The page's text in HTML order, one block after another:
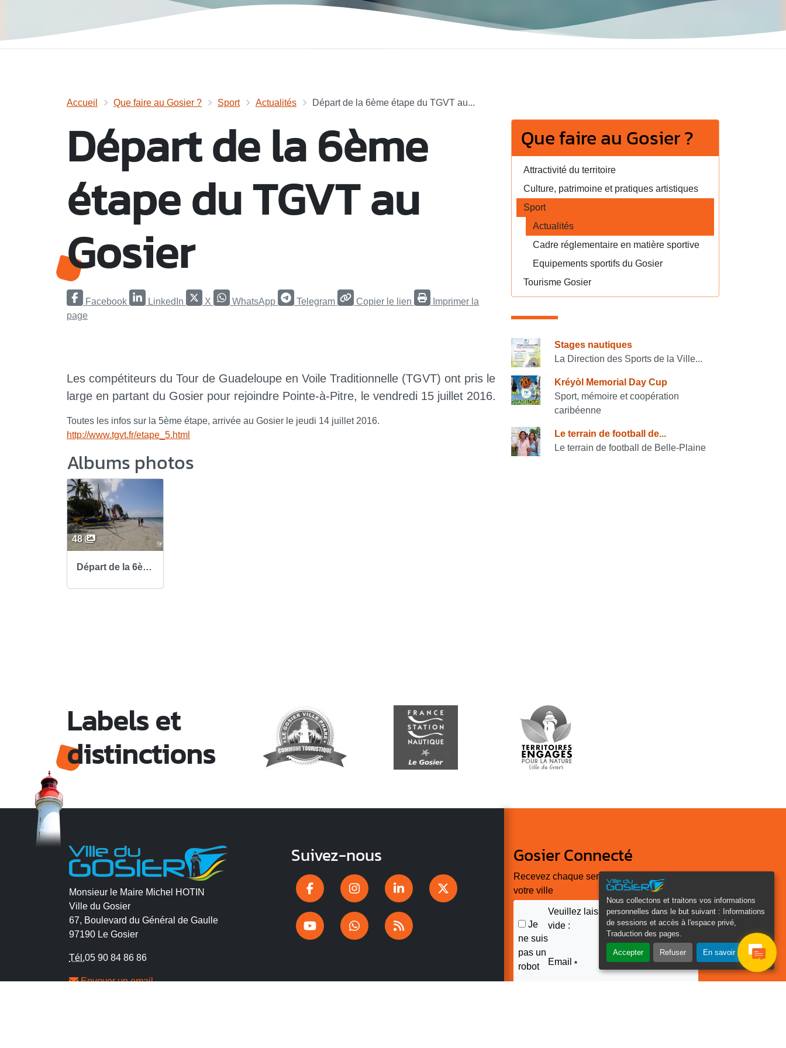
Nous collectons et traitons vos informations
personnelles dans le but suivant :
Informations
de sessions et accès à l'espace privé,
Traduction des pages
Accepter Refuser En savoir plus
Accueil Que faire au Gosier ? Sport Actualités Départ de la 6ème étape du TGVT au...
Départ de la 6ème
étape du TGVT au
Gosier
Facebook LinkedIn X WhatsApp Telegram Copier le lien
Imprimer la
page
Les compétiteurs du Tour de Guadeloupe en Voile Traditionnelle (TGVT) ont pris le
large en partant du Gosier pour rejoindre Pointe-à-Pitre, le vendredi 15 juillet 2016.
Toutes les infos sur la 5ème étape, arrivée au Gosier le jeudi 14 juillet 2016.
http://www.tgvt.fr/etape_5.html
Albums photos
48
Départ de la 6ème étape du TGVT au Gosier
Que faire au Gosier ?
Attractivité du territoire
Culture, patrimoine et pratiques artistiques
Sport
Actualités
Cadre réglementaire en matière sportive
Equipements sportifs du Gosier
Tourisme Gosier
Consulter également
Stages nautiques
La Direction des Sports de la Ville...
Kréyòl Memorial Day Cup
Sport, mémoire et coopération
caribéenne
Le terrain de football de...
Le terrain de football de Belle-Plaine
Labels et
distinctions
Monsieur le Maire Michel HOTIN
Ville du Gosier
67, Boulevard du Général de Gaulle
97190 Le Gosier
Tél.05 90 84 86 86
Envoyer un email
Suivez-nous Gosier Connecté
Recevez chaque semaine l'actualité de
votre ville
Je
ne suis
pas un
robot
Veuillez laisser ce champ
vide :
Email *